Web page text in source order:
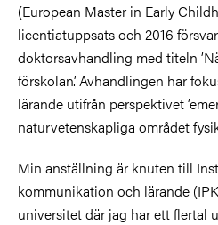
(European Master in Early
licentiatuppsats och 2016
doktorsavhandling med titeln
förskolan’. Avhandlingen har
lärande utifrån perspektivet
naturvetenskapliga området
Min anställning är knuten till
kommunikation och lärande
universitet där jag har ett flertal